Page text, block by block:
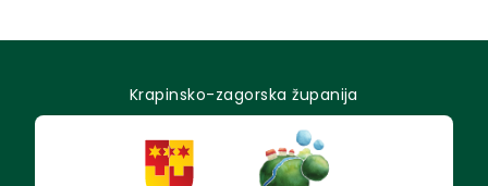
Krapinsko-zagorska županija